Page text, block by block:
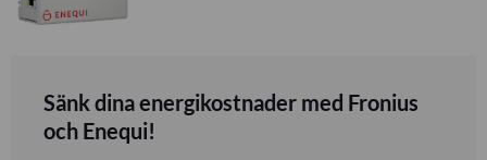
Sänk dina energikostnader med Fronius
och Enequi!